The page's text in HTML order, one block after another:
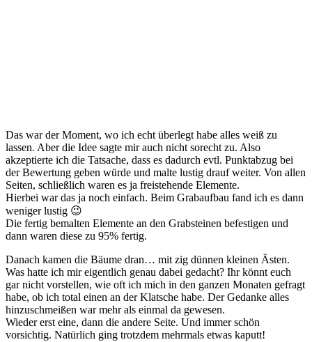
Das war der Moment, wo ich echt überlegt habe alles weiß zu
lassen. Aber die Idee sagte mir auch nicht sorecht zu. Also
akzeptierte ich die Tatsache, dass es dadurch evtl. Punktabzug bei
der Bewertung geben würde und malte lustig drauf weiter. Von allen
Seiten, schließlich waren es ja freistehende Elemente.
Hierbei war das ja noch einfach. Beim Grabaufbau fand ich es dann
weniger lustig 😉
Die fertig bemalten Elemente an den Grabsteinen befestigen und
dann waren diese zu 95% fertig.
Danach kamen die Bäume dran… mit zig dünnen kleinen Ästen.
Was hatte ich mir eigentlich genau dabei gedacht? Ihr könnt euch
gar nicht vorstellen, wie oft ich mich in den ganzen Monaten gefragt
habe, ob ich total einen an der Klatsche habe. Der Gedanke alles
hinzuschmeißen war mehr als einmal da gewesen.
Wieder erst eine, dann die andere Seite. Und immer schön
vorsichtig. Natürlich ging trotzdem mehrmals etwas kaputt!